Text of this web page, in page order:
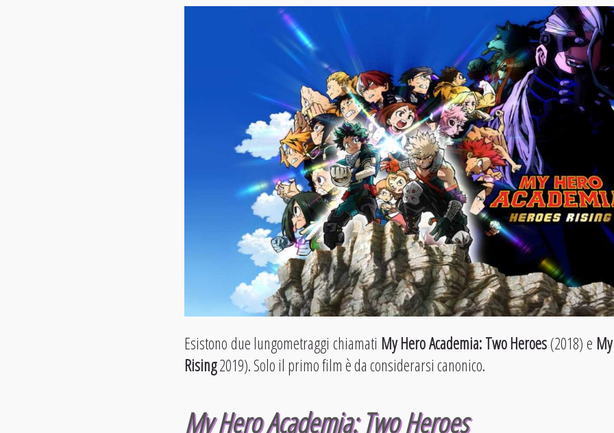
Esistono due lungometraggi chiamati My Hero Academia: Two Heroes(2018) e
Rising2019). Solo il primo film è da considerarsi canonico.
My Hero Academia: Two Heroes